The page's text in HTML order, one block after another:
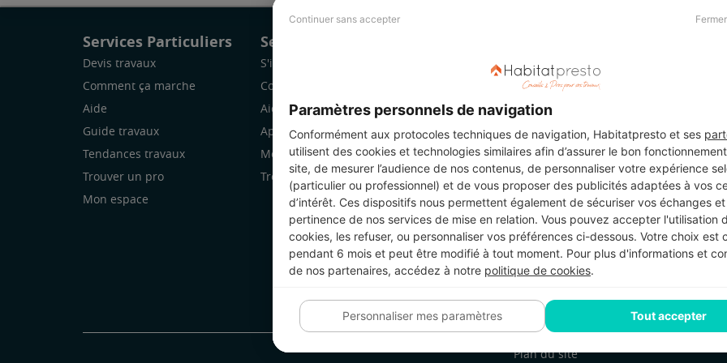
Continuer sans accepter
Paramètres personnels de navigation
Conformément aux protocoles techniques de navigation, Habitatpresto et ses
utilisent des cookies et technologies similaires afin d’assurer le bon
site, de mesurer l’audience de nos contenus, de personnaliser votre expérience
(particulier ou professionnel) et de vous proposer des publicités adaptées à vos
d’intérêt. Ces dispositifs nous permettent également de sécuriser vos échanges
pertinence de nos services de mise en relation. Vous pouvez accepter l'utilisation
cookies, les refuser, ou personnaliser vos préférences ci-dessous. Votre choix est
pendant 6 mois et peut être modifié à tout moment. Pour plus d'informations et
de nos partenaires, accédez à notre politique de cookies.
Personnaliser mes paramètres Tout accepter
Services Particuliers
Devis travaux
Comment ça marche
Aide
Guide travaux
Tendances travaux
Trouver un pro
Mon espace
Services Pro
S'inscrire
Comment ça marche
Aide
Application Mobile
Mon espace
Trouver des chantiers
Revue de presse
Légal
Charte cookies
Suivez-nous
Plan du site